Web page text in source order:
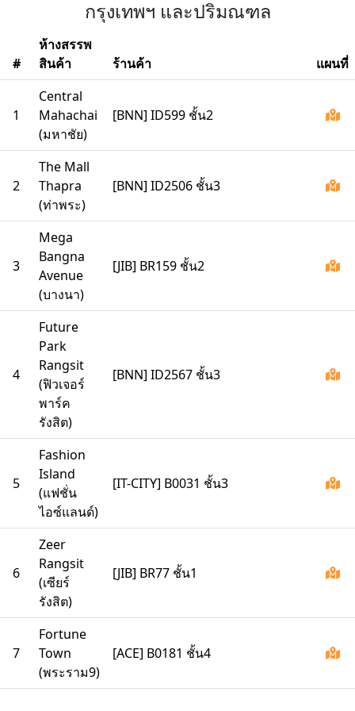
กรุงเทพฯ และปริมณฑล
#
ห้างสรรพ
สินค้า
ร้านค้า แผนที่
1
Central
Mahachai
(มหาชัย)
[BNN] ID599 ชั้น2
2
The Mall
Thapra
(ท่าพระ)
[BNN] ID2506 ชั้น3
3
Mega
Bangna
Avenue
(บางนา)
[JIB] BR159 ชั้น2
4
Future
Park
Rangsit
(ฟิวเจอร์
พาร์ค
รังสิต)
[BNN] ID2567 ชั้น3
5
Fashion
Island
(แฟชั่น
ไอซ์แลนด์)
[IT-CITY] B0031 ชั้น3
6
Zeer
Rangsit
(เซียร์
รังสิต)
[JIB] BR77 ชั้น1
7
Fortune
Town
(พระราม9)
[ACE] B0181 ชั้น4